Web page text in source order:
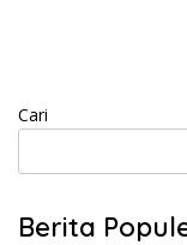
Cari
Berita